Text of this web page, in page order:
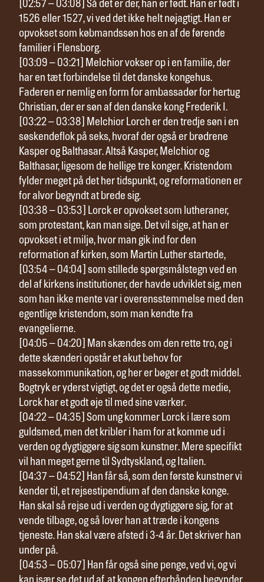
[02:57 – 03:08] Så det er der, han er født. Han er født i
1526 eller 1527, vi ved det ikke helt nøjagtigt. Han er
opvokset som købmandssøn hos en af de førende
familier i Flensborg.
[03:09 – 03:21] Melchior vokser op i en familie, der
har en tæt forbindelse til det danske kongehus.
Faderen er nemlig en form for ambassadør for hertug
Christian, der er søn af den danske kong Frederik I.
[03:22 – 03:38] Melchior Lorch er den tredje søn i en
søskendeflok på seks, hvoraf der også er brødrene
Kasper og Balthasar. Altså Kasper, Melchior og
Balthasar, ligesom de hellige tre konger. Kristendom
fylder meget på det her tidspunkt, og reformationen er
for alvor begyndt at brede sig.
[03:38 – 03:53] Lorck er opvokset som lutheraner,
som protestant, kan man sige. Det vil sige, at han er
opvokset i et miljø, hvor man gik ind for den
reformation af kirken, som Martin Luther startede,
[03:54 – 04:04] som stillede spørgsmålstegn ved en
del af kirkens institutioner, der havde udviklet sig, men
som han ikke mente var i overensstemmelse med den
egentlige kristendom, som man kendte fra
evangelierne.
[04:05 – 04:20] Man skændes om den rette tro, og i
dette skænderi opstår et akut behov for
massekommunikation, og her er bøger et godt middel.
Bogtryk er yderst vigtigt, og det er også dette medie,
Lorck har et godt øje til med sine værker.
[04:22 – 04:35] Som ung kommer Lorck i lære som
guldsmed, men det kribler i ham for at komme ud i
verden og dygtiggøre sig som kunstner. Mere specifikt
vil han meget gerne til Sydtyskland, og Italien.
[04:37 – 04:52] Han får så, som den første kunstner vi
kender til, et rejsestipendium af den danske konge.
Han skal så rejse ud i verden og dygtiggøre sig, for at
vende tilbage, og så lover han at træde i kongens
tjeneste. Han skal være afsted i 3-4 år. Det skriver han
under på.
[04:53 – 05:07] Han får også sine penge, ved vi, og vi